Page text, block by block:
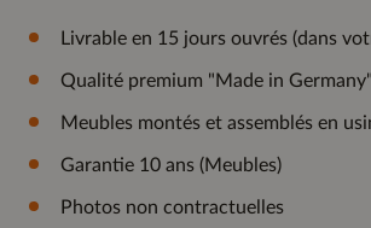
Livrable en 15 jours ouvrés (dans
Qualité premium "Made in Germany"
Meubles montés et assemblés en
Garantie 10 ans (Meubles)
Photos non contractuelles